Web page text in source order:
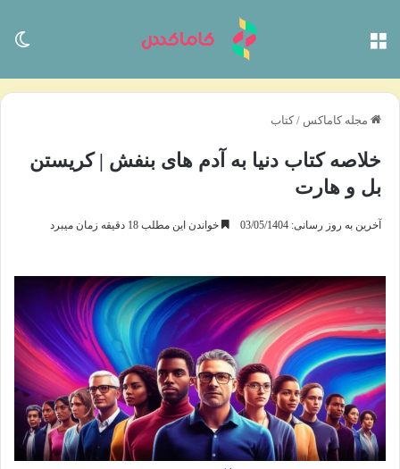
مجله کاماکس / کتاب
خلاصه کتاب دنیا به آدم های بنفش | کریستن
بل و هارت
آخرین به روز رسانی: 03/05/1404 خواندن این مطلب 18 دقیقه زمان میبرد